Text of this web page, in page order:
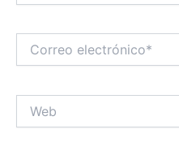
electrónico*